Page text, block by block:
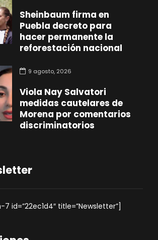
Sheinbaum firma en
Puebla decreto para
hacer permanente la
reforestación nacional
9 agosto, 2026
Viola Nay Salvatori
medidas cautelares de
Morena por comentarios
discriminatorios
id=”22ec1d4″ title=”Newsletter”]